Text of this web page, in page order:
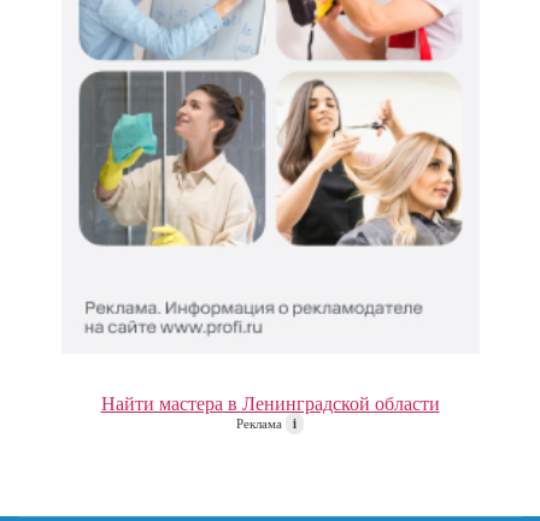
Найти мастера в Ленинградской области
Реклама i